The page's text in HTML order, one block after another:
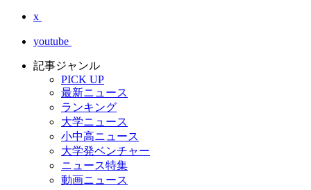
x
youtube
記事ジャンル
PICK UP
最新ニュース
ランキング
大学ニュース
小中高ニュース
大学発ベンチャー
ニュース特集
動画ニュース